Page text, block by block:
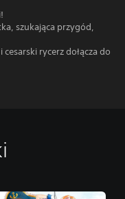
szukająca przygód,
rycerz dołącza do